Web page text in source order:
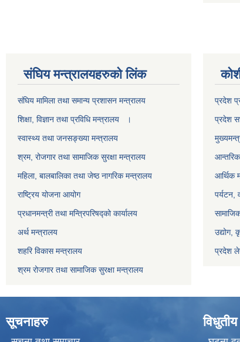
स‌ंघिय मन्त्रालयहरुको लिंक
स‌ंघिय मामिला तथा समान्य प्रशासन मन्त्रालय
शिक्षा, विज्ञान तथा प्रविधि मन्त्रालय ।
स्वास्थ्य तथा जनसङ्ख्या मन्त्रालय
श्रम, रोजगार तथा सामाजिक सुरक्षा मन्त्रालय
महिला, बालबालिका तथा जेष्ठ नागरिक मन्त्रालय
राष्ट्रिय योजना आयोग
प्रधानमन्त्री तथा मन्त्रिपरिषद्को कार्यालय
अर्थ मन्त्रालय
शहरि विकास मन्त्रालय
श्रम रोजगार तथा सामाजिक सुरक्षा मन्त्रालय
प्रदेश
प्रदेश
आन्तरिक
आर्थिक
पर्यटन,
उद्योग,
प्रदेश
सूचनाहरु